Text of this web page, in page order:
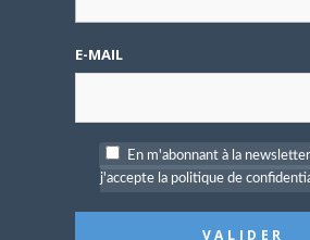
[Entretien] Mokochan : «
Lors des prémices du
E-MAIL
En m'abonnant à la
j'accepte la politique de